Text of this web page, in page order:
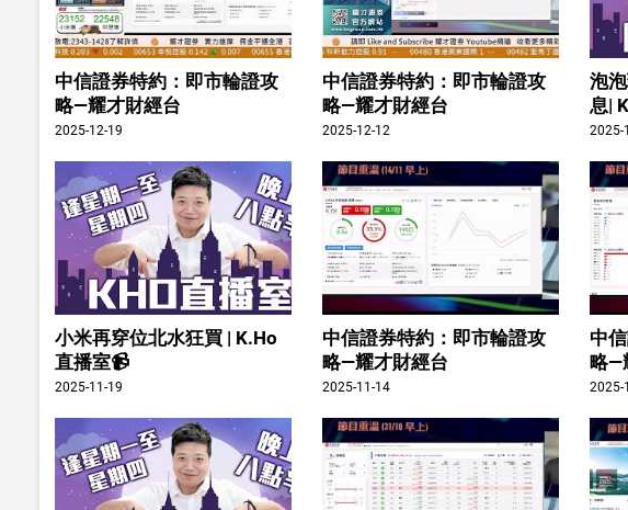
中信證券特約：即市輪證攻
略—耀才財經台
2025-12-19
中信證券特約：即市輪證攻
略—耀才財經台
2025-12-12
泡
息|
2025-
小米再穿位北水狂買 | K.Ho
直播室📹
2025-11-19
中信證券特約：即市輪證攻
略—耀才財經台
2025-11-14
中
略—
2025-